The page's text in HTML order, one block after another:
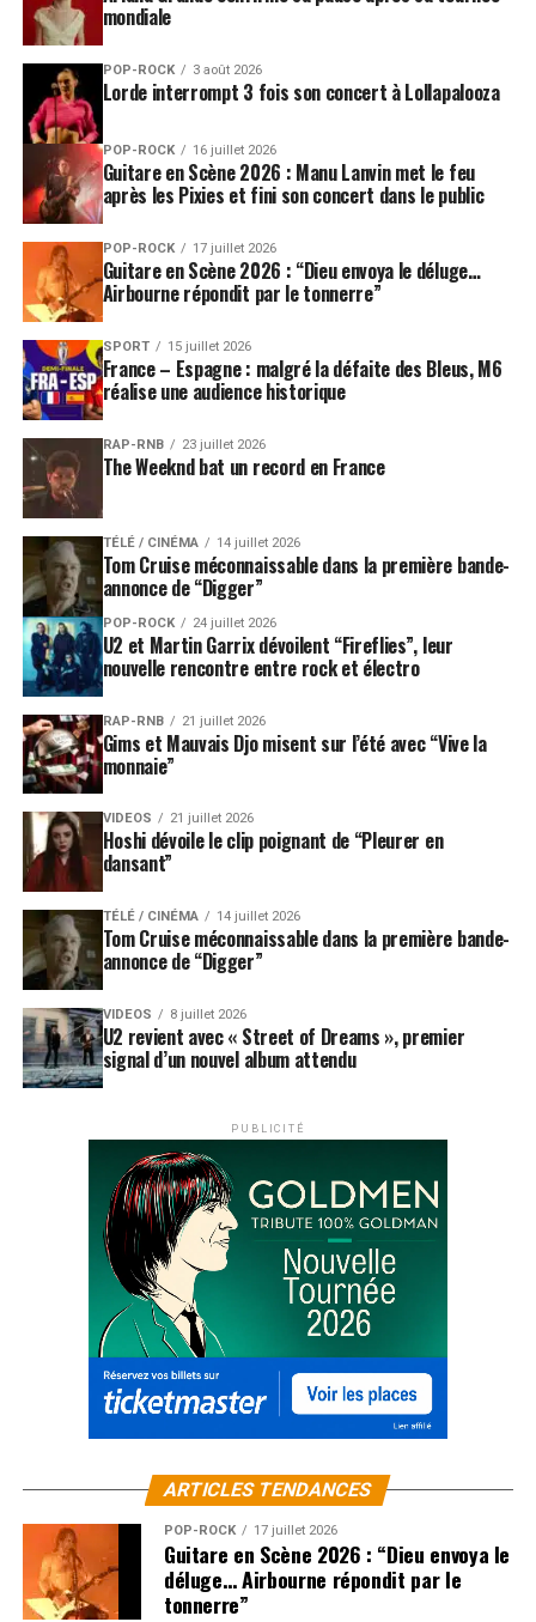
mondiale
POP-ROCK 3 août 2026
Lorde interrompt 3 fois son concert à Lollapalooza
POP-ROCK 16 juillet 2026
Guitare en Scène 2026 : Manu Lanvin met le feu
après les Pixies et fini son concert dans le public
POP-ROCK 17 juillet 2026
Guitare en Scène 2026 : “Dieu envoya le déluge…
Airbourne répondit par le tonnerre”
SPORT 15 juillet 2026
France – Espagne : malgré la défaite des Bleus, M6
réalise une audience historique
RAP-RNB 23 juillet 2026
The Weeknd bat un record en France
TÉLÉ / CINÉMA 14 juillet 2026
Tom Cruise méconnaissable dans la première bande-
annonce de “Digger”
POP-ROCK 24 juillet 2026
U2 et Martin Garrix dévoilent “Fireflies”, leur
nouvelle rencontre entre rock et électro
RAP-RNB 21 juillet 2026
Gims et Mauvais Djo misent sur l’été avec “Vive la
monnaie”
VIDEOS 21 juillet 2026
Hoshi dévoile le clip poignant de “Pleurer en
dansant”
TÉLÉ / CINÉMA 14 juillet 2026
Tom Cruise méconnaissable dans la première bande-
annonce de “Digger”
VIDEOS 8 juillet 2026
U2 revient avec « Street of Dreams », premier
signal d’un nouvel album attendu
PUBLICITÉ
ARTICLES TENDANCES
POP-ROCK 17 juillet 2026
Guitare en Scène 2026 : “Dieu envoya le
déluge… Airbourne répondit par le
tonnerre”